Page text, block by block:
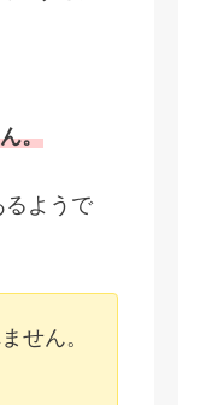
。
るようで
せん。